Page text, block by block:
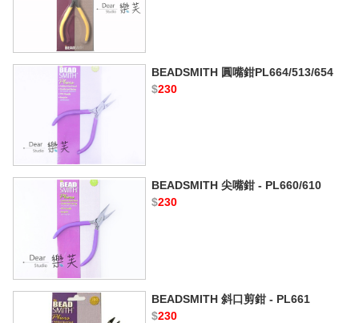
BEADSMITH 圓嘴鉗PL664/513/654
$230
BEADSMITH 尖嘴鉗 - PL660/610
$230
BEADSMITH 斜口剪鉗 - PL661
$230